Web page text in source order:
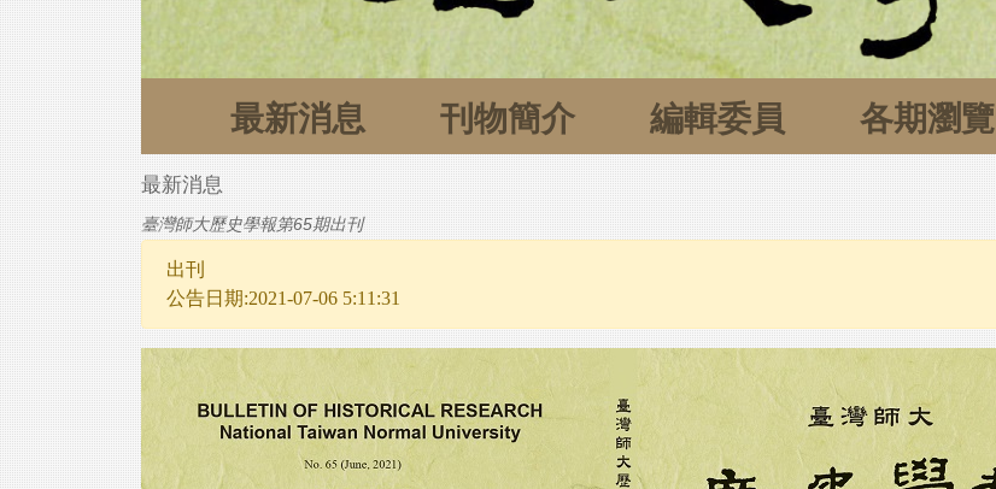
最新消息 刊物簡介 編輯委員 各期瀏覽
最新消息
臺灣師大歷史學報第65期出刊
出刊
公告日期:2021-07-06 5:11:31